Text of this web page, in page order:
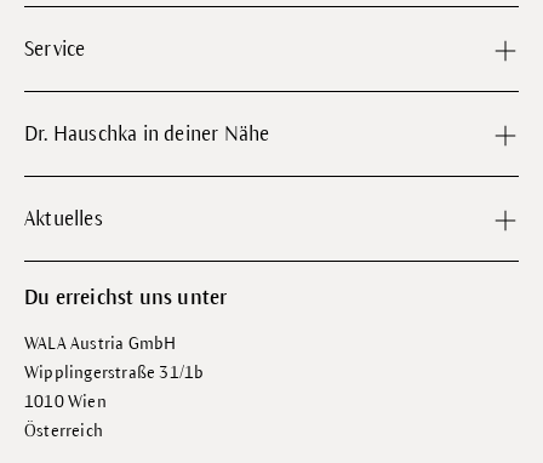
Service
Dr. Hauschka in deiner Nähe
Aktuelles
Du erreichst uns unter
WALA Austria GmbH
Wipplingerstraße 31/1b
1010 Wien
Österreich